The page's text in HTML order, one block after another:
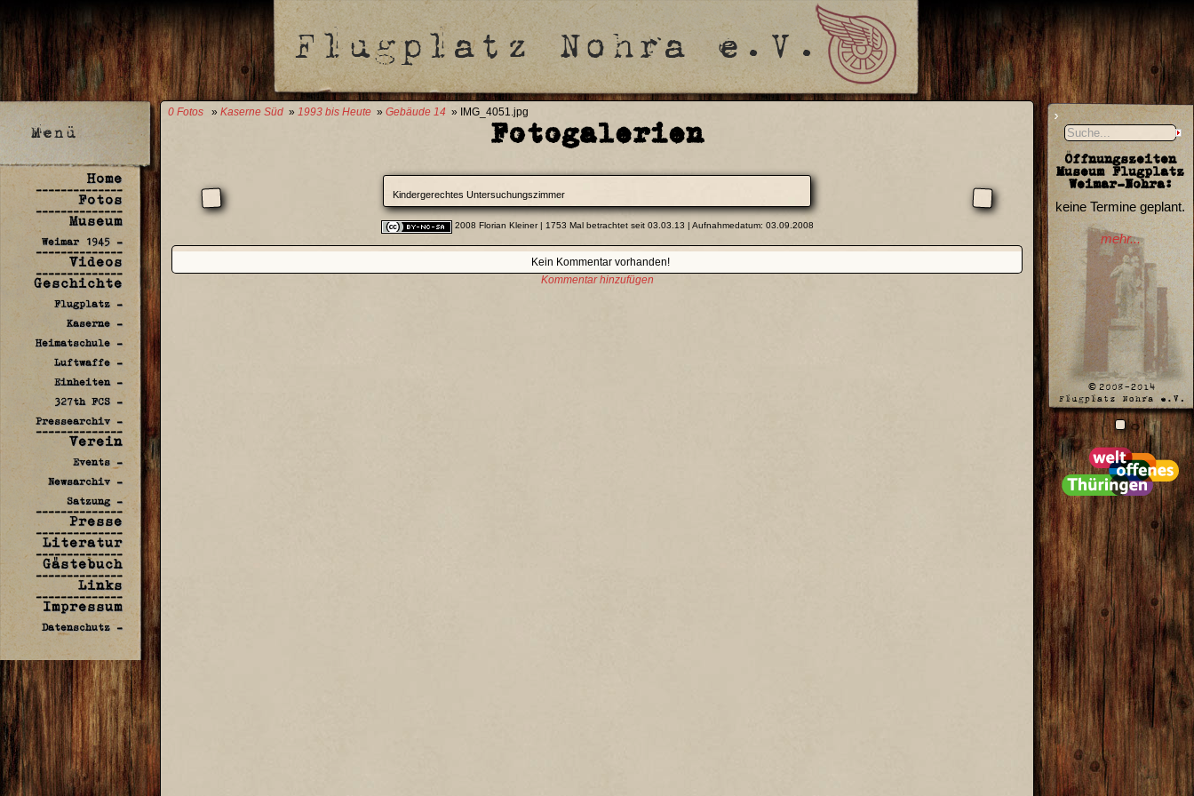
Home
--------------
Fotos
--------------
Museum
Weimar 1945 -
--------------
Videos
--------------
Geschichte
Flugplatz -
Kaserne -
Heimatschule -
Luftwaffe -
Einheiten -
327th FCS -
Pressearchiv -
--------------
Verein
Events -
Newsarchiv -
Satzung -
--------------
Presse
--------------
Literatur
--------------
Gästebuch
--------------
Links
--------------
Impressum
Datenschutz -
Öffnungszeiten
Museum Flugplatz
Weimar-Nohra:
keine Termine geplant.
mehr...
0 Fotos » Kaserne Süd » 1993 bis Heute » Gebäude 14 » IMG_4051.jpg
Fotogalerien
Kindergerechtes Untersuchungszimmer
2008 Florian Kleiner| 1753 Mal betrachtet seit 03.03.13 | Aufnahmedatum: 03.09.2008
Kein Kommentar vorhanden!
Kommentar hinzufügen